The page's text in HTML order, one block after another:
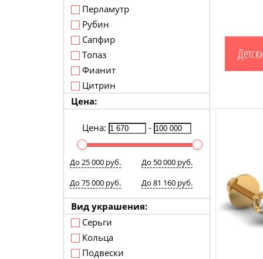
Перламутр
Рубин
Сапфир
Топаз
Фианит
Цитрин
Цена:
Цена: -
До 25 000 руб.
До 50 000 руб.
До 75 000 руб.
До 81 160 руб.
Вид украшения:
Серьги
Кольца
Подвески